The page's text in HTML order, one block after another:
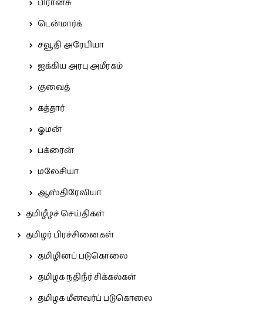
பிரான்சு
டென்மார்க்
சவூதி அரேபியா
ஐக்கிய அரபு அமீரகம்
குவைத்
கத்தார்
ஓமன்
பக்ரைன்
மலேசியா
ஆஸ்திரேலியா
தமிழீழச் செய்திகள்
தமிழர் பிரச்சினைகள்
தமிழினப் படுகொலை
தமிழக நதிநீர் சிக்கல்கள்
தமிழக மீனவர்ப் படுகொலை